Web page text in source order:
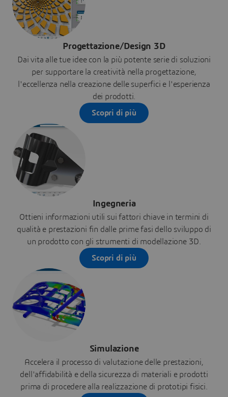
Progettazione/Design 3D
Dai vita alle tue idee con la più potente serie di soluzioni
per supportare la creatività nella progettazione,
l'eccellenza nella creazione delle superfici e l'esperienza
dei prodotti.
Scopri di più
Ingegneria
Ottieni informazioni utili sui fattori chiave in termini di
qualità e prestazioni fin dalle prime fasi dello sviluppo di
un prodotto con gli strumenti di modellazione 3D.
Scopri di più
Simulazione
Accelera il processo di valutazione delle prestazioni,
dell'affidabilità e della sicurezza di materiali e prodotti
prima di procedere alla realizzazione di prototipi fisici.